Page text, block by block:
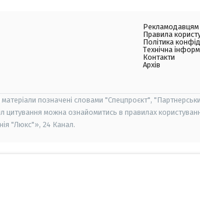
Рекламодавцям
Правила
Політика
Технічна
Контакти
Архів
матеріали позначені словами "Спецпроєкт",
цитування можна ознайомитись в правилах
"Люкс"», 24 Канал.